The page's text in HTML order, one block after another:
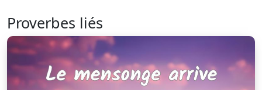
Proverbes liés